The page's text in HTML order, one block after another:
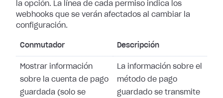
la opción. La línea de cada permiso indica los
webhooks que se verán afectados al cambiar la
configuración.
Conmutador Descripción
Mostrar información
sobre la cuenta de pago
guardada (solo se
La información sobre el
método de pago
guardado se transmite